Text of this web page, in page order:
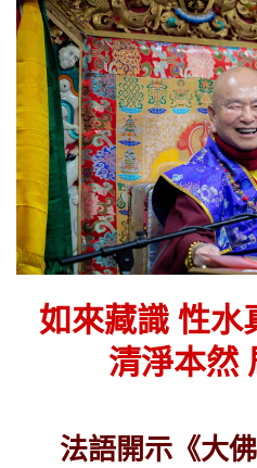
如來藏識 性水
清淨本然
法語開示《大